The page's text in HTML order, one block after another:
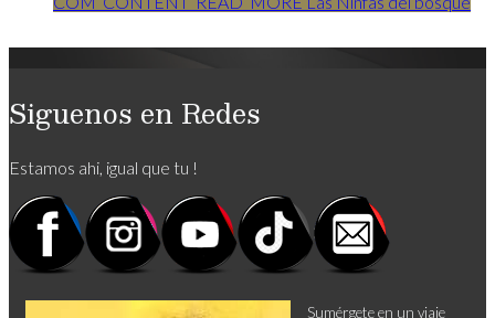
Siguenos en Redes
Estamos ahi, igual que tu !
Sumérgete en un viaje